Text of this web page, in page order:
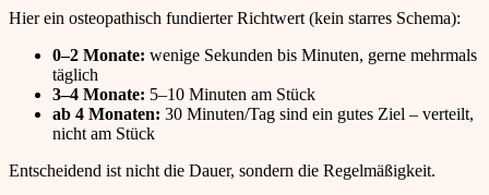
Hier ein osteopathisch fundierter Richtwert (kein starres Schema):
0–2 Monate: wenige Sekunden bis Minuten, gerne mehrmals
täglich
3–4 Monate: 5–10 Minuten am Stück
ab 4 Monaten: 30 Minuten/Tag sind ein gutes Ziel – verteilt,
nicht am Stück
Entscheidend ist nicht die Dauer, sondern die Regelmäßigkeit.